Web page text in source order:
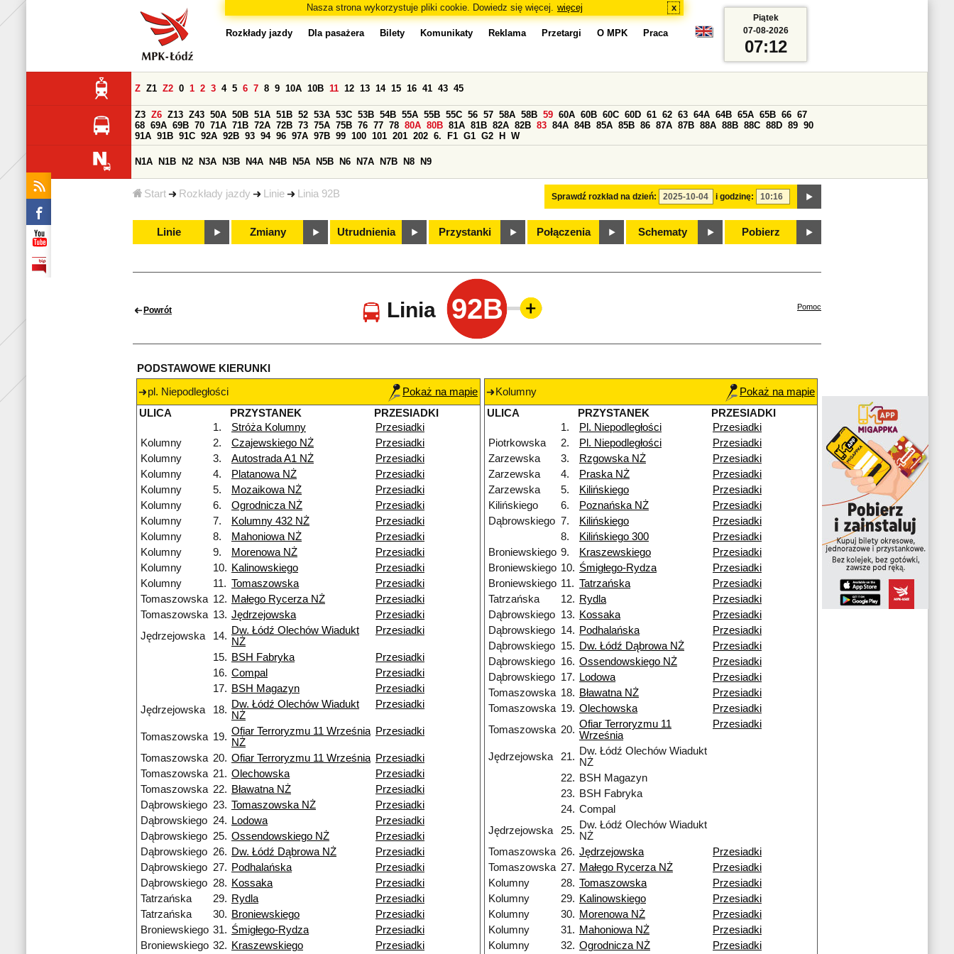
Nasza strona wykorzystuje pliki cookie. Dowiedz się więcej. więcej x
Start Rozkłady jazdy Linie Linia 92B
Rozkłady jazdy Dla pasażera Bilety Komunikaty Reklama Przetargi O MPK Praca
Sprawdź rozkład na dzień: i godzinę:
Z Z1 Z2 0 1 2 3 4 5 6 7 8 9 10A 10B 11 12 13 14 15 16 41 43 45
Z3 Z6 Z13 Z43 50A 50B 51A 51B 52 53A 53C 53B 54B 55A 55B 55C 56 57 58A 58B 59 60A 60B 60C 60D 61 62 63 64A 64B 65A 65B 66 67
68 69A 69B 70 71A 71B 72A 72B 73 75A 75B 76 77 78 80A 80B 81A 81B 82A 82B 83 84A 84B 85A 85B 86 87A 87B 88A 88B 88C 88D 89 90
91A 91B 91C 92A 92B 93 94 96 97A 97B 99 100 101 201 202 6. F1 G1 G2 H W
N1A N1B N2 N3A N3B N4A N4B N5A N5B N6 N7A N7B N8 N9
Linie Zmiany Utrudnienia Przystanki Połączenia Schematy Pobierz
Piątek
07-08-2026
07:12
Powrót Linia 92B Pomoc
PODSTAWOWE KIERUNKI
pl. Niepodległości
Pokaż na mapie
ULICA
PRZYSTANEK
PRZESIADKI
1.
Stróża Kolumny
Przesiadki
Kolumny
2. Czajewskiego NŻ
Przesiadki
Kolumny
3. Autostrada A1 NŻ
Przesiadki
Kolumny
4. Platanowa NŻ
Przesiadki
Kolumny
5. Mozaikowa NŻ
Przesiadki
Kolumny
6. Ogrodnicza NŻ
Przesiadki
Kolumny
7. Kolumny 432 NŻ
Przesiadki
Kolumny
8. Mahoniowa NŻ
Przesiadki
Kolumny
9. Morenowa NŻ
Przesiadki
Kolumny
10. Kalinowskiego
Przesiadki
Kolumny
11. Tomaszowska
Przesiadki
Tomaszowska 12. Małego Rycerza NŻ
Przesiadki
Tomaszowska 13. Jędrzejowska
Przesiadki
Jędrzejowska
14. Dw. Łódź Olechów Wiadukt
NŻ
Przesiadki
15. BSH Fabryka
Przesiadki
16. Compal
Przesiadki
17. BSH Magazyn
Przesiadki
Jędrzejowska
18. Dw. Łódź Olechów Wiadukt
NŻ
Przesiadki
Tomaszowska 19. Ofiar Terroryzmu 11 Września
NŻ
Przesiadki
Tomaszowska 20. Ofiar Terroryzmu 11 Września Przesiadki
Tomaszowska 21. Olechowska
Przesiadki
Tomaszowska 22. Bławatna NŻ
Przesiadki
Dąbrowskiego 23. Tomaszowska NŻ
Przesiadki
Dąbrowskiego 24. Lodowa
Przesiadki
Dąbrowskiego 25. Ossendowskiego NŻ
Przesiadki
Dąbrowskiego 26. Dw. Łódź Dąbrowa NŻ
Przesiadki
Dąbrowskiego 27. Podhalańska
Przesiadki
Dąbrowskiego 28. Kossaka
Przesiadki
Tatrzańska
29. Rydla
Przesiadki
Tatrzańska
30. Broniewskiego
Przesiadki
Broniewskiego 31. Śmigłego-Rydza
Przesiadki
Broniewskiego 32. Kraszewskiego Przesiadki
Kolumny
Pokaż na mapie
ULICA
PRZYSTANEK
PRZESIADKI
1.
Pl. Niepodległości
Przesiadki
Piotrkowska
2. Pl. Niepodległości
Przesiadki
Zarzewska
3. Rzgowska NŻ
Przesiadki
Zarzewska
4. Praska NŻ
Przesiadki
Zarzewska
5. Kilińskiego
Przesiadki
Kilińskiego
6. Poznańska NŻ
Przesiadki
Dąbrowskiego 7. Kilińskiego
Przesiadki
8.
Kilińskiego 300
Przesiadki
Broniewskiego 9. Kraszewskiego
Przesiadki
Broniewskiego 10. Śmigłego-Rydza
Przesiadki
Broniewskiego 11. Tatrzańska
Przesiadki
Tatrzańska
12. Rydla
Przesiadki
Dąbrowskiego 13. Kossaka
Przesiadki
Dąbrowskiego 14. Podhalańska
Przesiadki
Dąbrowskiego 15. Dw. Łódź Dąbrowa NŻ
Przesiadki
Dąbrowskiego 16. Ossendowskiego NŻ
Przesiadki
Dąbrowskiego 17. Lodowa
Przesiadki
Tomaszowska 18. Bławatna NŻ
Przesiadki
Tomaszowska 19. Olechowska
Przesiadki
Tomaszowska 20. Ofiar Terroryzmu 11
Września
Przesiadki
Jędrzejowska 21. Dw. Łódź Olechów Wiadukt
NŻ
22. BSH Magazyn
23. BSH Fabryka
24. Compal
Jędrzejowska
25. Dw. Łódź Olechów Wiadukt
NŻ
Tomaszowska 26. Jędrzejowska
Przesiadki
Tomaszowska 27. Małego Rycerza NŻ
Przesiadki
Kolumny
28. Tomaszowska
Przesiadki
Kolumny
29. Kalinowskiego
Przesiadki
Kolumny
30. Morenowa NŻ
Przesiadki
Kolumny
31. Mahoniowa NŻ
Przesiadki
Kolumny
32. Ogrodnicza NŻ Przesiadki